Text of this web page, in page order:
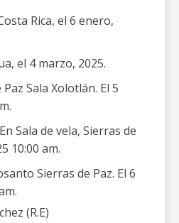
Rica, el 6 enero,
el 4 marzo, 2025.
Sala Xolotlán. El 5
En Sala de vela, Sierras de
10:00 am.
Sierras de Paz. El 6
(R.E)